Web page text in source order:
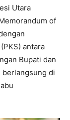
Utara
of
antara
Bupati dan
berlangsung di